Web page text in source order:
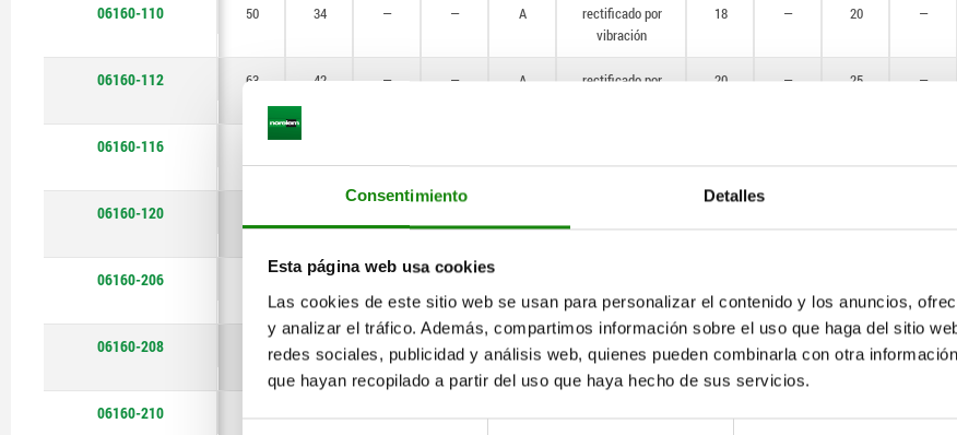
Consentimiento Detalles
Esta página web usa cookies
Las cookies de este sitio web se usan para personalizar el contenido y los anuncios,
y analizar el tráfico. Además, compartimos información sobre el uso que haga del sitio
redes sociales, publicidad y análisis web, quienes pueden combinarla con otra
que hayan recopilado a partir del uso que haya hecho de sus servicios.
50
52
M10
M12
06160-110 50 34 — — A
rectificado por
vibración
18 — 20 —
06160-112 63 42 — — A
rectificado por
20 — 25 —
06160-116
vibración
06160-120
vibración
06160-206
vibración
06160-208 25 8 — B
rectificado por
14 — 14 —
06160-210 50 32 10 — B
rectificado por
18 — 20 —